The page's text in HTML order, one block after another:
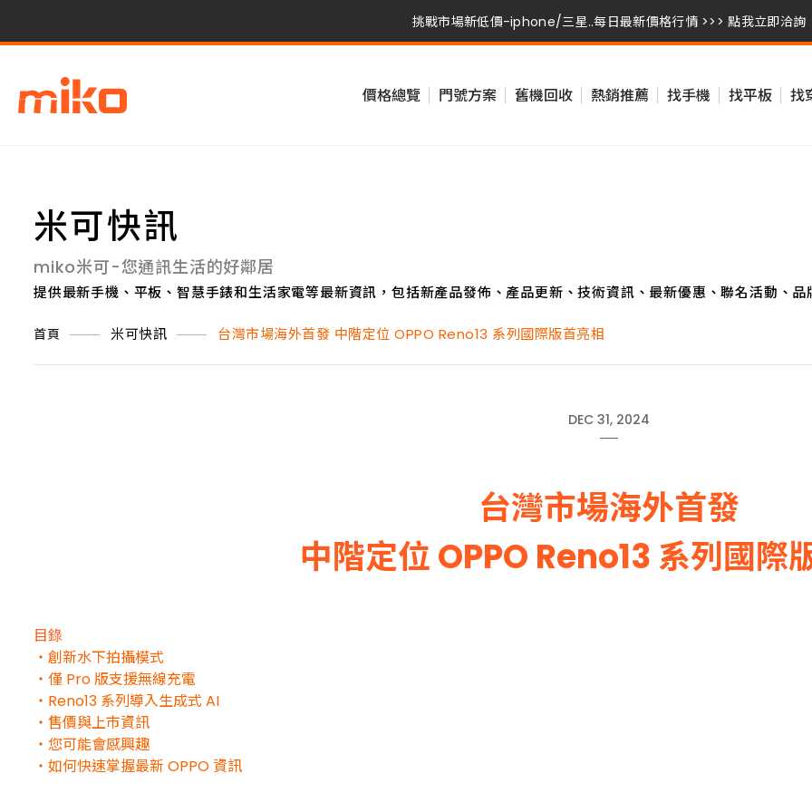
挑戰市場新低價-iphone/三星..每日最新價格行情 >>> 點我立即洽詢
挑戰市場新低價-iphone/三星..每日最新價格行情 >>> 點我立即洽詢
價格總覽 門號方案 舊機回收 熱銷推薦 找手機 找平板 找
米可快訊
miko米可-您通訊生活的好鄰居
提供最新手機、平板、智慧手錶和生活家電等最新資訊，包括新產品發佈、產品更新、技術資訊、最新優惠、聯名活動、品
首頁 米可快訊 台灣市場海外首發 中階定位 OPPO Reno13 系列國際版首亮相
DEC 31, 2024
台灣市場海外首發
中階定位 OPPO Reno13 系列國際
目錄
・創新水下拍攝模式
・僅 Pro 版支援無線充電
・Reno13 系列導入生成式 AI
・售價與上市資訊
・您可能會感興趣
・如何快速掌握最新 OPPO 資訊